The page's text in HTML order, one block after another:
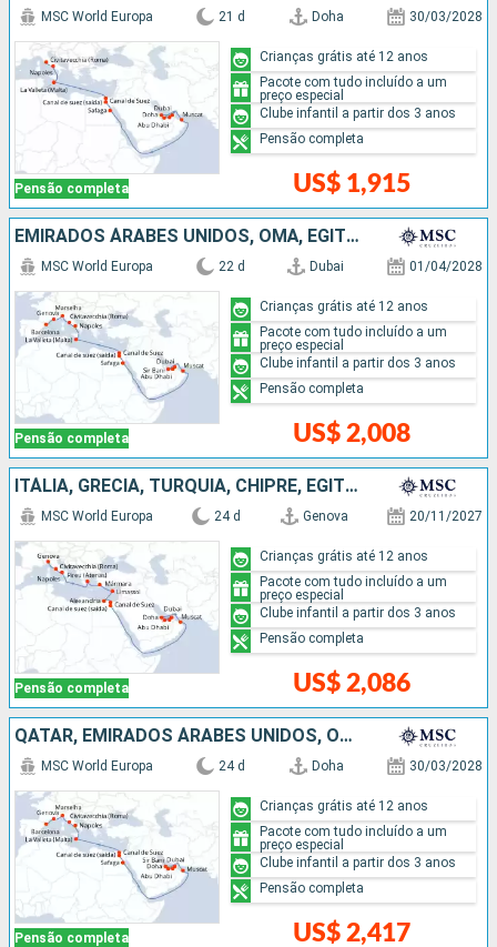
Pensão completa
MSC World Europa 21 d Doha 30/03/2028
US$ 1,915
Crianças grátis até 12 anos
Pacote com tudo incluído a um
preço especial
Clube infantil a partir dos 3 anos
Pensão completa
EMIRADOS ÁRABES UNIDOS, OMÃ, EGITO, MALTA, ITÁLIA, FRANCIA, ESPANHA
Pensão completa
MSC World Europa 22 d Dubai 01/04/2028
US$ 2,008
Crianças grátis até 12 anos
Pacote com tudo incluído a um
preço especial
Clube infantil a partir dos 3 anos
Pensão completa
ITÁLIA, GRÉCIA, TURQUIA, CHIPRE, EGITO, OMÃ, QATAR, EMIRADOS ÁRABES UNIDOS
Pensão completa
MSC World Europa 24 d Genova 20/11/2027
US$ 2,086
Crianças grátis até 12 anos
Pacote com tudo incluído a um
preço especial
Clube infantil a partir dos 3 anos
Pensão completa
QATAR, EMIRADOS ÁRABES UNIDOS, OMÃ, EGITO, MALTA, ITÁLIA, FRANCIA, ESPANHA
Pensão completa
MSC World Europa 24 d Doha 30/03/2028
US$ 2,417
Crianças grátis até 12 anos
Pacote com tudo incluído a um
preço especial
Clube infantil a partir dos 3 anos
Pensão completa